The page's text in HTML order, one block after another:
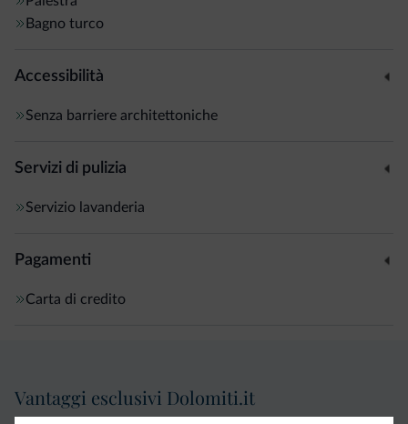
Bagno turco
Accessibilità
Senza barriere architettoniche
Servizi di pulizia
Servizio lavanderia
Pagamenti
Carta di credito
Vantaggi esclusivi Dolomiti.it